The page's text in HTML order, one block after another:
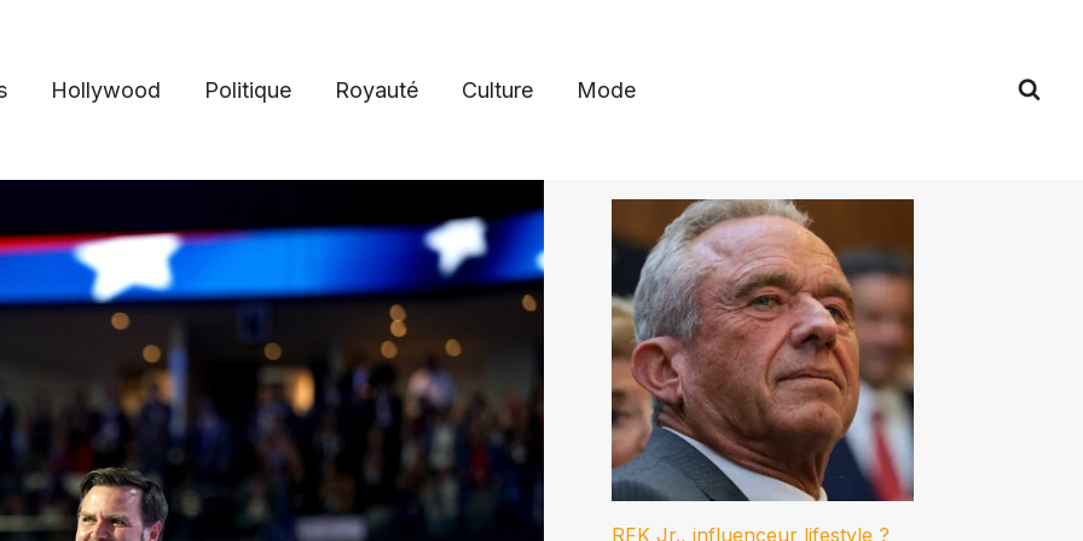
Hollywood Politique Royauté Culture Mode
RFK Jr., influenceur lifestyle ?